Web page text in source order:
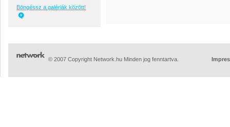
Böngéssz a galériák között!
© 2007 Copyright Network.hu Minden jog fenntartva.